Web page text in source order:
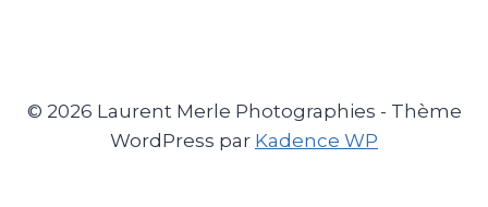
© 2026 Laurent Merle Photographies - Thème
WordPress par Kadence WP